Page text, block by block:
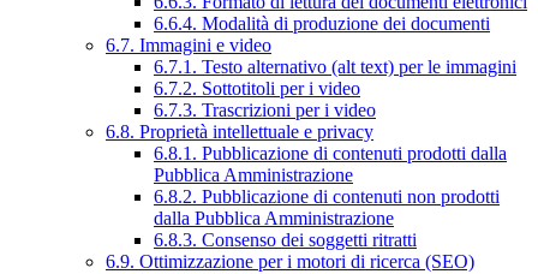
6.6.4. Modalità di produzione dei documenti
6.7. Immagini e video
6.7.1. Testo alternativo (alt text) per le immagini
6.7.2. Sottotitoli per i video
6.7.3. Trascrizioni per i video
6.8. Proprietà intellettuale e privacy
6.8.1. Pubblicazione di contenuti prodotti dalla
Pubblica Amministrazione
6.8.2. Pubblicazione di contenuti non prodotti
dalla Pubblica Amministrazione
6.8.3. Consenso dei soggetti ritratti
6.9. Ottimizzazione per i motori di ricerca (SEO)